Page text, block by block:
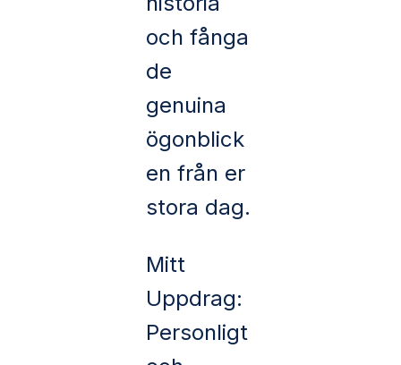
och fånga
de
genuina
ögonblick
en från er
stora dag.
Mitt
Uppdrag:
Personligt